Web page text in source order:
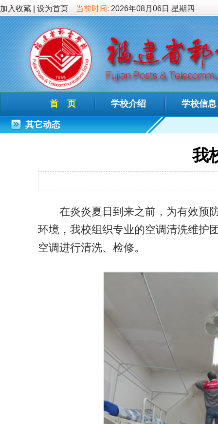
加入收藏|设为首页 当前时间:2026年08月06日 星期四
首 页 学校介绍 学校信息 德育教
我校全面开
在炎炎夏日到来之前，为有效预防流感等呼吸道
环境，我校组织专业的空调清洗维护团队对办公
空调进行清洗、检修。